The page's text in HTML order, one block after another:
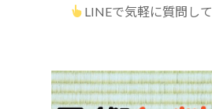
LINEで気軽に質問し